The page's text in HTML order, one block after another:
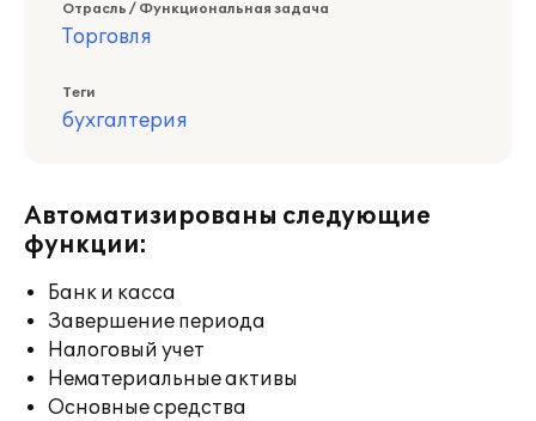
Отрасль / Функциональная задача
Торговля
Теги
бухгалтерия
Автоматизированы следующие
функции:
Банк и касса
Завершение периода
Налоговый учет
Нематериальные активы
Основные средства